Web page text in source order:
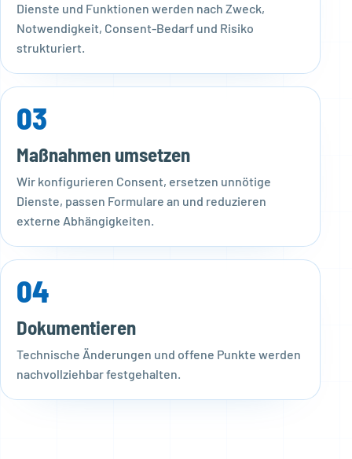
Dienste und Funktionen werden nach Zweck,
Notwendigkeit, Consent-Bedarf und Risiko
strukturiert.
03
Maßnahmen umsetzen
Wir konfigurieren Consent, ersetzen unnötige
Dienste, passen Formulare an und reduzieren
externe Abhängigkeiten.
04
Dokumentieren
Technische Änderungen und offene Punkte werden
nachvollziehbar festgehalten.